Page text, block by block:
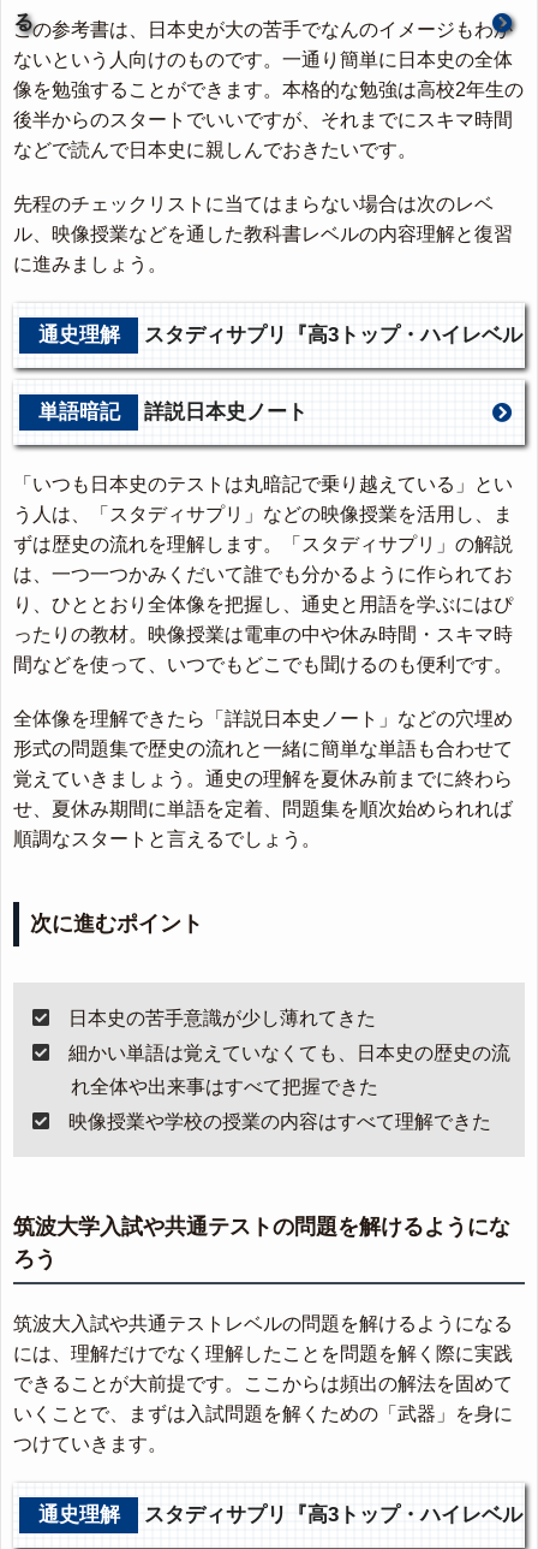
る
この参考書は、日本史が大の苦手でなんのイメージもわか
ないという人向けのものです。一通り簡単に日本史の全体
像を勉強することができます。本格的な勉強は高校2年生の
後半からのスタートでいいですが、それまでにスキマ時間
などで読んで日本史に親しんでおきたいです。
先程のチェックリストに当てはまらない場合は次のレベ
ル、映像授業などを通した教科書レベルの内容理解と復習
に進みましょう。
通史理解 スタディサプリ『高3トップ・ハイレベル
日本史』
単語暗記 詳説日本史ノート
「いつも日本史のテストは丸暗記で乗り越えている」とい
う人は、「スタディサプリ」などの映像授業を活用し、ま
ずは歴史の流れを理解します。「スタディサプリ」の解説
は、一つ一つかみくだいて誰でも分かるように作られてお
り、ひととおり全体像を把握し、通史と用語を学ぶにはぴ
ったりの教材。映像授業は電車の中や休み時間・スキマ時
間などを使って、いつでもどこでも聞けるのも便利です。
全体像を理解できたら「詳説日本史ノート」などの穴埋め
形式の問題集で歴史の流れと一緒に簡単な単語も合わせて
覚えていきましょう。通史の理解を夏休み前までに終わら
せ、夏休み期間に単語を定着、問題集を順次始められれば
順調なスタートと言えるでしょう。
次に進むポイント
日本史の苦手意識が少し薄れてきた
細かい単語は覚えていなくても、日本史の歴史の流
れ全体や出来事はすべて把握できた
映像授業や学校の授業の内容はすべて理解できた
筑波大学入試や共通テストの問題を解けるようにな
ろう
筑波大入試や共通テストレベルの問題を解けるようになる
には、理解だけでなく理解したことを問題を解く際に実践
できることが大前提です。ここからは頻出の解法を固めて
いくことで、まずは入試問題を解くための「武器」を身に
つけていきます。
通史理解 スタディサプリ『高3トップ・ハイレベル